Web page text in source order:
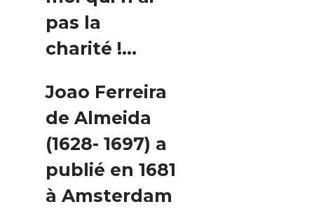
pas la
charité !…
Joao Ferreira
de Almeida
(1628- 1697) a
publié en 1681
à Amsterdam